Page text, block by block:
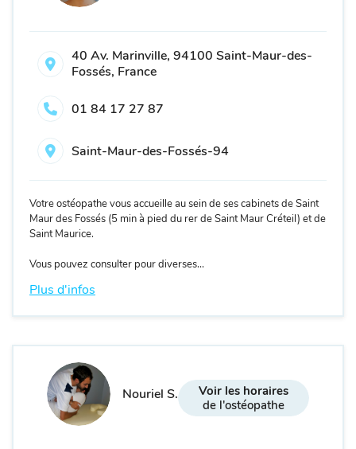
40 Av. Marinville, 94100 Saint-Maur-des-
Fossés, France
01 84 17 27 87
Saint-Maur-des-Fossés-94
Votre ostéopathe vous accueille au sein de ses cabinets de Saint
Maur des Fossés (5 min à pied du rer de Saint Maur Créteil) et de
Saint Maurice.
Vous pouvez consulter pour diverses...
Plus d'infos
Nouriel S.
Voir les horaires
de l'ostéopathe